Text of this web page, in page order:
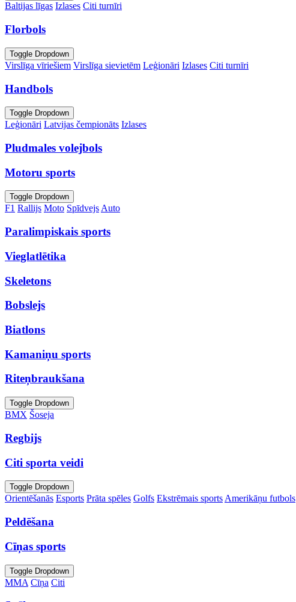
Baltijas līgas Izlases Citi turnīri
Florbols
Toggle Dropdown
Virslīga vīriešiem Virslīga sievietēm Leģionāri Izlases Citi turnīri
Handbols
Toggle Dropdown
Leģionāri Latvijas čempionāts Izlases
Pludmales volejbols
Motoru sports
Toggle Dropdown
F1 Rallijs Moto SpīdvejsAuto
Paralimpiskais sports
Vieglatlētika
Skeletons
Bobslejs
Biatlons
Kamaniņu sports
Riteņbraukšana
Toggle Dropdown
BMX Šoseja
Regbijs
Citi sporta veidi
Toggle Dropdown
Orientēšanās Esports Prāta spēles Golfs Ekstrēmais sports Amerikāņu futbols
Peldēšana
Cīņas sports
Toggle Dropdown
MMA Cīņa Citi